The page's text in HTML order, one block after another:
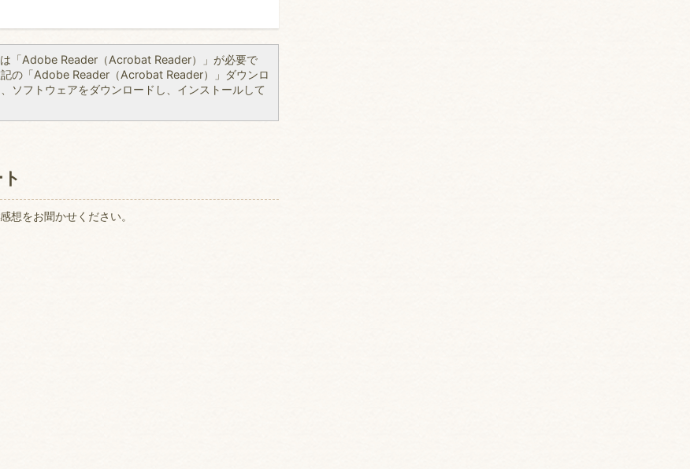
「Adobe Reader（Acrobat Reader）」が必要で
の「Adobe Reader（Acrobat Reader）」ダウンロ
ソフトウェアをダウンロードし、インストールして
想をお聞かせください。